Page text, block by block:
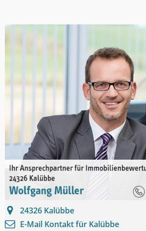
24326 Kalübbe
E-Mail Kontakt für Kalübbe